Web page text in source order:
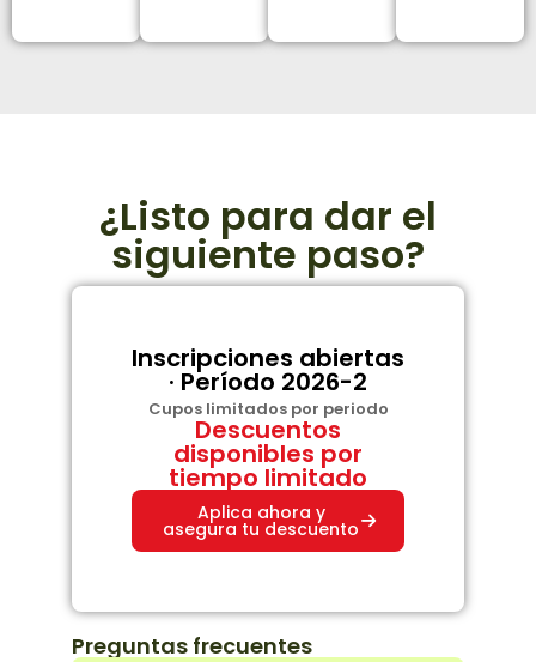
¿Listo para dar el
siguiente paso?
Inscripciones abiertas
· Período 2026-2
Cupos limitados por periodo
Descuentos
disponibles por
tiempo limitado
Aplica ahora y
asegura tu descuento
Preguntas frecuentes